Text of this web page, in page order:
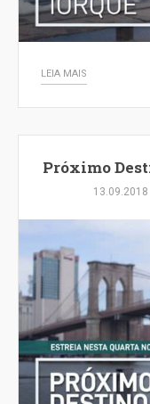
LEIA MAIS
Próximo
13.09.2018